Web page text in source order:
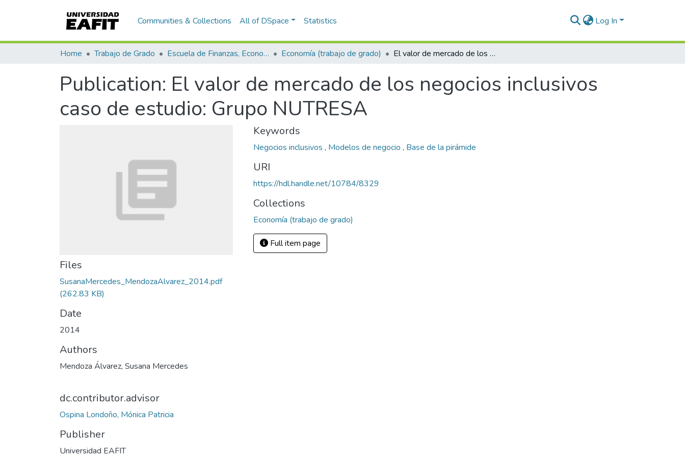
Communities & Collections All of DSpace Statistics Log In
Home Trabajo de Grado Escuela de Finanzas, Economía y Gobierno Economía (trabajo de grado) El valor de mercado de los negocios inclusivos caso de estudio: Grupo NUTRESA
Publication: El valor de mercado de los negocios inclusivos
caso de estudio: Grupo NUTRESA
Files
SusanaMercedes_MendozaAlvarez_2014.pdf
(262.83 KB)
Date
2014
Authors
Mendoza Álvarez, Susana Mercedes
dc.contributor.advisor
Ospina Londoño, Mónica Patricia
Publisher
Universidad EAFIT
Keywords
Negocios inclusivos , Modelos de negocio , Base de la pirámide
URI
https://hdl.handle.net/10784/8329
Collections
Economía (trabajo de grado)
Full item page